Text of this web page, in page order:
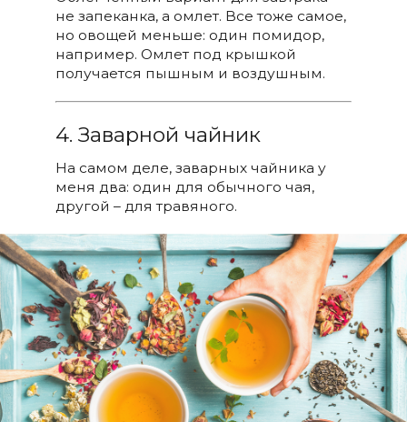
не запеканка, а омлет. Все тоже самое,
но овощей меньше: один помидор,
например. Омлет под крышкой
получается пышным и воздушным.
4. Заварной чайник
На самом деле, заварных чайника у
меня два: один для обычного чая,
другой – для травяного.